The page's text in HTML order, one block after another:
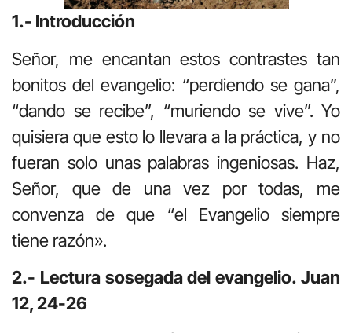
1.- Introducción
Señor, me encantan estos contrastes tan
bonitos del evangelio: “perdiendo se gana”,
“dando se recibe”, “muriendo se vive”. Yo
quisiera que esto lo llevara a la práctica, y no
fueran solo unas palabras ingeniosas. Haz,
Señor, que de una vez por todas, me
convenza de que “el Evangelio siempre
tiene razón».
2.- Lectura sosegada del evangelio. Juan
12, 24-26